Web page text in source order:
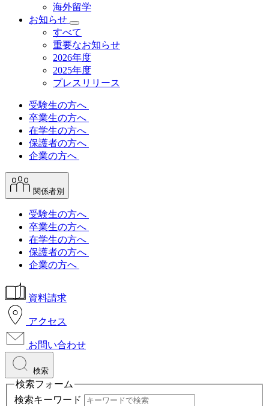
海外留学
お知らせ
すべて
重要なお知らせ
2026年度
2025年度
プレスリリース
受験生の方へ
卒業生の方へ
在学生の方へ
保護者の方へ
企業の方へ
関係者別
受験生の方へ
卒業生の方へ
在学生の方へ
保護者の方へ
企業の方へ
資料請求
アクセス
お問い合わせ
検索
検索フォーム
検索キーワード